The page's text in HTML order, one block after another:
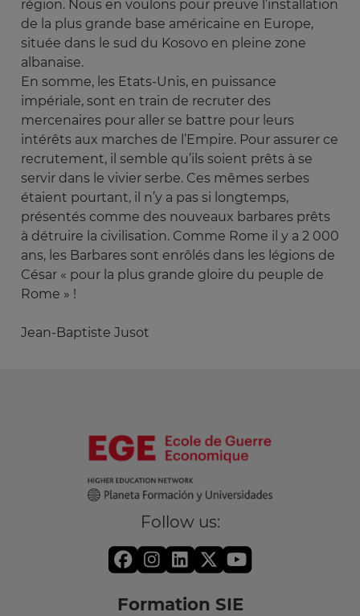
région. Nous en voulons pour preuve l’installation
de la plus grande base américaine en Europe,
située dans le sud du Kosovo en pleine zone
albanaise.
En somme, les Etats-Unis, en puissance
impériale, sont en train de recruter des
mercenaires pour aller se battre pour leurs
intérêts aux marches de l’Empire. Pour assurer ce
recrutement, il semble qu’ils soient prêts à se
servir dans le vivier serbe. Ces mêmes serbes
étaient pourtant, il n’y a pas si longtemps,
présentés comme des nouveaux barbares prêts
à détruire la civilisation. Comme Rome il y a 2 000
ans, les Barbares sont enrôlés dans les légions de
César « pour la plus grande gloire du peuple de
Rome » !
Jean-Baptiste Jusot
Follow us:
Formation SIE